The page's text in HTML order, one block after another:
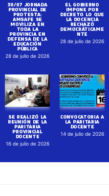
30/07 JORNADA
PROVINCIAL DE
PROTESTA:
AMSAFE SE
MOVILIZA EN
TODA LA
PROVINCIA EN
DEFENSA DE LA
EDUCACIÓN
PÚBLICA
28 de julio de 2026
EL GOBIERNO
IMPONE POR
DECRETO LO QUE
LA DOCENCIA
RECHAZÓ
DEMOCRÁTICAME
NTE
28 de julio de 2026
SE REALIZÓ LA
REUNIÓN DE LA
PARITARIA
PROVINCIAL
DOCENTE
16 de julio de 2026
CONVOCATORIA A
LA PARITARIA
DOCENTE
14 de julio de 2026